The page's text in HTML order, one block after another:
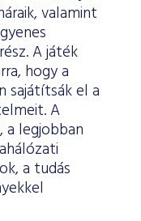
valamint
A játék
hogy a
sajátítsák el a
A
a legjobban
a tudás